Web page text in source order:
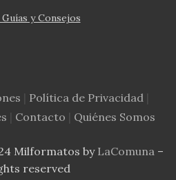
y Consejos
Política de Privacidad
Contacto Quiénes Somos
Milformatos by LaComuna –
reserved